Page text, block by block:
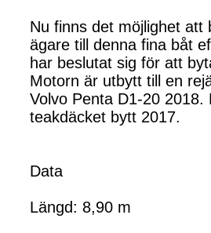
Nu finns det möjlighet att
ägare till denna fina båt
har beslutat sig för att
Motorn är utbytt till en
Volvo Penta D1-20 2018.
teakdäcket bytt 2017.
Data
Längd: 8,90 m